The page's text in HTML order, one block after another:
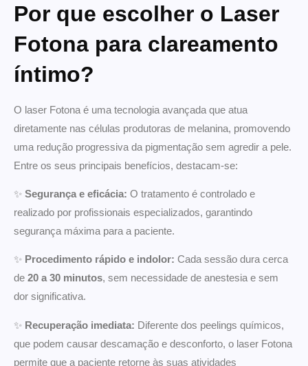
Por que escolher o Laser
Fotona para clareamento
íntimo?
O laser Fotona é uma tecnologia avançada que atua
diretamente nas células produtoras de melanina, promovendo
uma redução progressiva da pigmentação sem agredir a pele.
Entre os seus principais benefícios, destacam-se:
✨ Segurança e eficácia: O tratamento é controlado e
realizado por profissionais especializados, garantindo
segurança máxima para a paciente.
✨ Procedimento rápido e indolor: Cada sessão dura cerca
de 20 a 30 minutos, sem necessidade de anestesia e sem
dor significativa.
✨ Recuperação imediata: Diferente dos peelings químicos,
que podem causar descamação e desconforto, o laser Fotona
permite que a paciente retorne às suas atividades